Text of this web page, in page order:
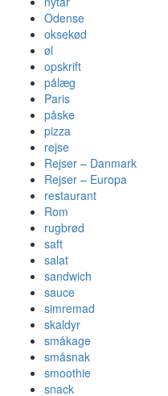
Odense
oksekød
øl
opskrift
pålæg
Paris
påske
pizza
rejse
Rejser – Danmark
Rejser – Europa
restaurant
Rom
rugbrød
saft
salat
sandwich
sauce
simremad
skaldyr
småkage
småsnak
smoothie
snack